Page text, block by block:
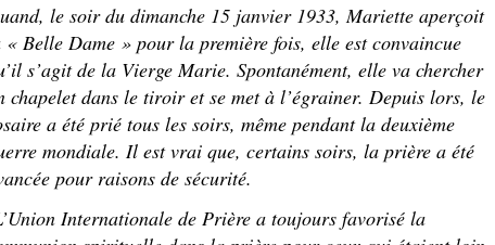
le soir du dimanche 15 janvier 1933, Mariette aperçoit
« Belle Dame » pour la première fois, elle est convaincue
s’agit de la Vierge Marie. Spontanément, elle va chercher
chapelet dans le tiroir et se met à l’égrainer. Depuis lors, le
a été prié tous les soirs, même pendant la deuxième
mondiale. Il est vrai que, certains soirs, la prière a été
pour raisons de sécurité.
Internationale de Prière a toujours favorisé la